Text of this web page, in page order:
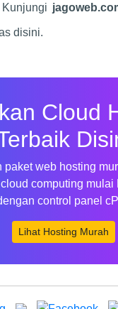
disini.
Cloud
paket web hosting
computing mulai
control panel
Lihat Hosting Murah